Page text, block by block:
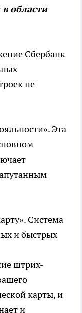
области
Сбербанк
не
Эта
Система
и быстрых
штрих-
карты, и
и